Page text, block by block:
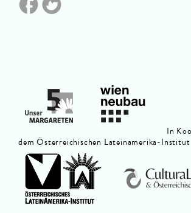
In
dem Österreichischen Lateinamerika-Institut